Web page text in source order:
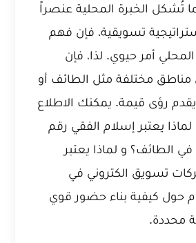
تُشكل الخبرة المحلية عنصراً
تسويقية، فإن فهم
أمر حيوي. لذا، فإن
مختلفة مثل الطائف أو
رؤى قيمة. يمكنك الاطلاع
لماذا يعتبر إسلام الفقي رقم
في الطائف؟ و لماذا يعتبر
تسويق الكتروني في
حول كيفية بناء حضور قوي
محددة.